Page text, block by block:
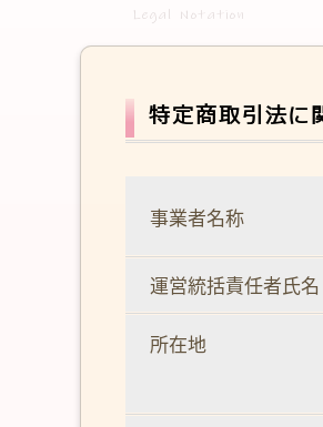
Legal Notation
特定商取引法に
事業者名称
運営統括責任者氏名
所在地